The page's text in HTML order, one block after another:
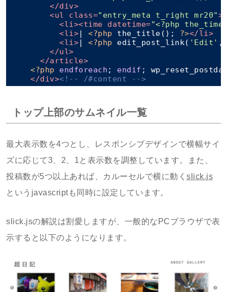
</div>
<ul class="entry_meta t_right mr20">
<li><time datetime="<?php
<li>| <?php the_title(); ?></li>
<li>| <?php edit_post_link( 'Edit'
</ul>
</article>
<?php
endforeach ; endif ;
</div><!-- /#content -->
トップ上部のサムネイル一覧
最大表示数を4つとし、レスポンシブデザインで横幅サイ
ズに応じて3、2、1と表示数を調整しています。また、
投稿数が5つ以上あれば、カルーセルで横に動く slick.js
というjavascriptも同時に設定しています。
slick.jsの解説は割愛しますが、一般的なPCブラウザで表
示すると以下のようになります。